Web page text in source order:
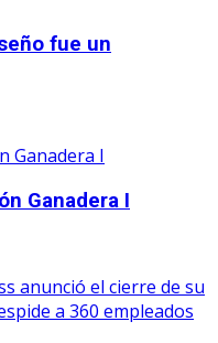
fue un
Ganadera I